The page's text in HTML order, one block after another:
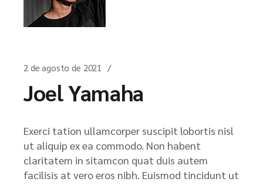
2 de agosto de 2021
Joel Yamaha
Exerci tation ullamcorper suscipit lobortis nisl
ut aliquip ex ea commodo. Non habent
claritatem in sitamcon quat duis autem
facilisis at vero eros nibh. Euismod tincidunt ut